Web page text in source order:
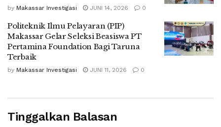
by Makassar Investigasi JUNI 14, 2026 0
Politeknik Ilmu Pelayaran (PIP)
Makassar Gelar Seleksi Beasiswa PT
Pertamina Foundation Bagi Taruna
Terbaik
by Makassar Investigasi JUNI 11, 2026 0
Tinggalkan Balasan